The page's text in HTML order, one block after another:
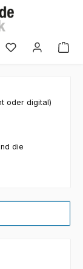
oder digital)
die